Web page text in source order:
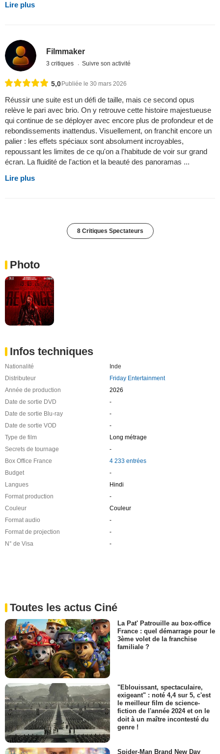
Lire plus
Filmmaker
3 critiques Suivre son activité
5,0 Publiée le 30 mars 2026
Réussir une suite est un défi de taille, mais ce second opus
relève le pari avec brio. On y retrouve cette histoire majestueuse
qui continue de se déployer avec encore plus de profondeur et de
rebondissements inattendus. Visuellement, on franchit encore un
palier : les effets spéciaux sont absolument incroyables,
repoussant les limites de ce qu'on a l'habitude de voir sur grand
écran. La fluidité de l'action et la beauté des panoramas ...
Lire plus
8 Critiques Spectateurs
Photo
Infos techniques
Nationalité
Inde
Distributeur
Friday Entertainment
Année de production
2026
Date de sortie DVD
-
Date de sortie Blu-ray
-
Date de sortie VOD
-
Type de film
Long métrage
Secrets de tournage
-
Box Office France
4 233 entrées
Budget
-
Langues
Hindi
Format production
-
Couleur
Couleur
Format audio
-
Format de projection
-
N° de Visa
-
Toutes les actus Ciné
La Pat' Patrouille au box-office
France : quel démarrage pour le
3ème volet de la franchise
familiale ?
"Eblouissant, spectaculaire,
exigeant" : noté 4,4 sur 5, c'est
le meilleur film de science-
fiction de l'année 2024 et on le
doit à un maître incontesté du
genre !
Spider-Man Brand New Day